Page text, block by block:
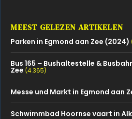
MEEST GELEZEN ARTIKELEN
Parken in Egmond aan Zee (2024)
Bus 165 – Bushaltestelle &
Zee (4.365)
Messe und Markt in Egmond aan
Schwimmbad Hoornse vaart in